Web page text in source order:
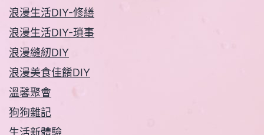
浪漫生活DIY-修繕
浪漫生活DIY-瑣事
浪漫縫紉DIY
浪漫美食佳餚DIY
溫馨聚會
狗狗雜記
生活新體驗